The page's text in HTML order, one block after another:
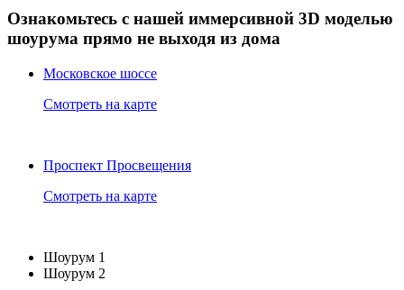
Ознакомьтесь с нашей иммерсивной 3D моделью
шоурума прямо не выходя из дома
Московское шоссе
Смотреть на карте
Проспект Просвещения
Смотреть на карте
Шоурум 1
Шоурум 2